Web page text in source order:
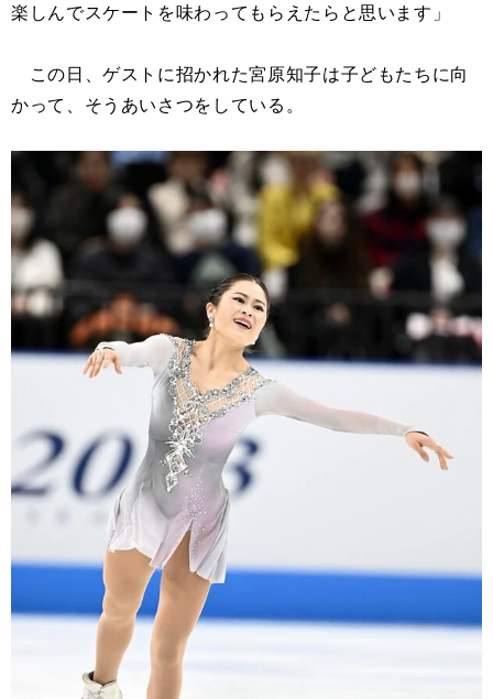
楽しんでスケートを味わってもらえたらと思います」
この日、ゲストに招かれた宮原知子は子どもたちに向
かって、そうあいさつをしている。